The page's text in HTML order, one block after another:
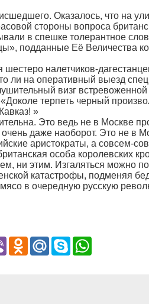
Оказалось, что на
стороны вопроса
в спешке толерантное
подданные Её Величества
налетчиков-
ли на оперативный выезд
визг встревоженной
терпеть черный
»
Это ведь не в Москве
даже наоборот. Это не в
аристократы, а совсем-
особа королевских
ни этим. Изгаляться можно
катастрофы, подменяя
в очередную русскую
Viber Odnoklassniki
Mail.RuSkypeWhatsApp